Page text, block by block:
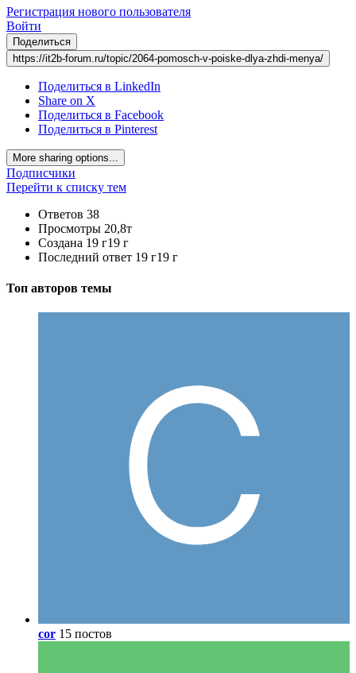
Регистрация нового пользователя
Войти
Поделиться
https://it2b-forum.ru/topic/2064-pomosch-v-poiske-dlya-zhdi-menya/
Поделиться в LinkedIn
Share on X
Поделиться в Facebook
Поделиться в Pinterest
More sharing options...
Подписчики
Перейти к списку тем
Ответов 38
Просмотры 20,8т
Создана 19 г19 г
Последний ответ 19 г19 г
Топ авторов темы
cor 15 постов